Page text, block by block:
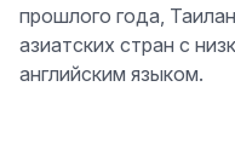
прошлого года,
азиатских стран с
английским языком.